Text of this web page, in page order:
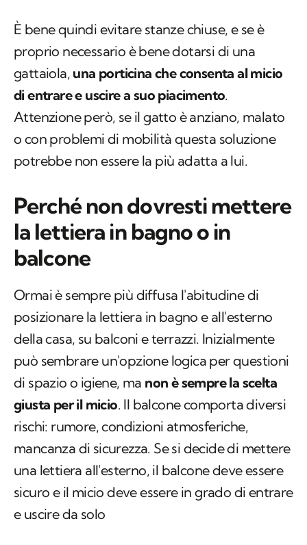
È bene quindi evitare stanze chiuse, e se è
proprio necessario è bene dotarsi di una
gattaiola, una porticina che consenta al micio
di entrare e uscire a suo piacimento.
Attenzione però, se il gatto è anziano, malato
o con problemi di mobilità questa soluzione
potrebbe non essere la più adatta a lui.
Perché non dovresti mettere
la lettiera in bagno o in
balcone
Ormai è sempre più diffusa l'abitudine di
posizionare la lettiera in bagno e all'esterno
della casa, su balconi e terrazzi. Inizialmente
può sembrare un'opzione logica per questioni
di spazio o igiene, ma non è sempre la scelta
giusta per il micio. Il balcone comporta diversi
rischi: rumore, condizioni atmosferiche,
mancanza di sicurezza. Se si decide di mettere
una lettiera all'esterno, il balcone deve essere
sicuro e il micio deve essere in grado di entrare
e uscire da solo